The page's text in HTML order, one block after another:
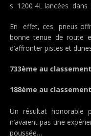
s 1200 4L lancées
En effet, ces pneus
bonne tenue de route
d’affronter pistes et
733ème au
188ème au
Un résultat honorable
n’avaient pas une
poussée…